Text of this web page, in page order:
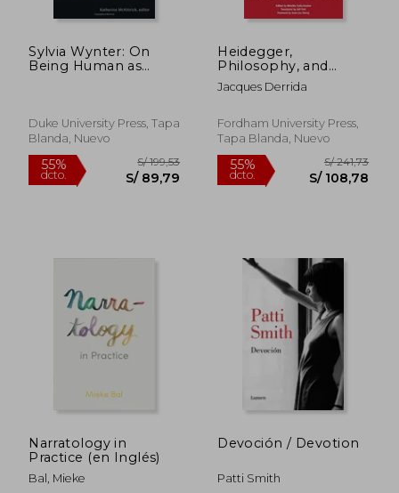
55%
dcto.
55%
dcto.
Sylvia Wynter: On
Being Human as
Duke University Press, Tapa
Blanda, Nuevo
Heidegger,
Philosophy, and
Politics: The
Heidelberg
Jacques Derrida
Fordham University Press,
Tapa Blanda, Nuevo
Narratology in
Practice (en Inglés)
Bal, Mieke
Devoción / Devotion
Patti Smith